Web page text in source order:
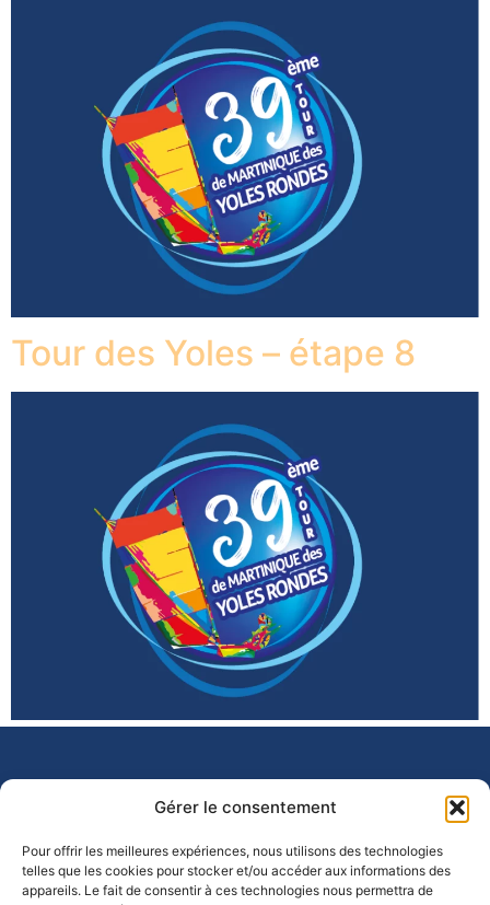
Gérer le consentement
Pour offrir les meilleures expériences, nous utilisons des technologies
telles que les cookies pour stocker et/ou accéder aux informations des
appareils. Le fait de consentir à ces technologies nous permettra de
Tour des Yoles – étape 8